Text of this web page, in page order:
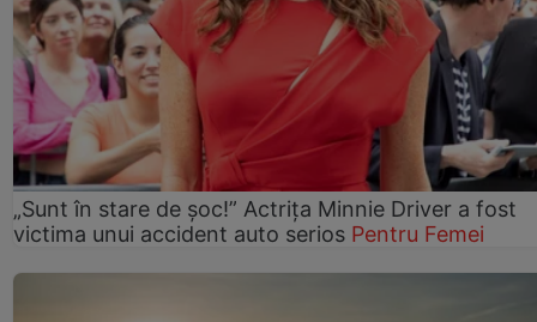
„Sunt în stare de șoc!” Actrița Minnie Driver a fost
victima unui accident auto serios Pentru Femei